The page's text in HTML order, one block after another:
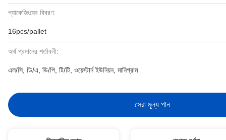
প্যাকেজিংয়ের বিবরণ:
16pcs/pallet
অর্থ প্রদানের শর্তাবলী:
এল/সি, ডি/এ, ডি/পি, টি/টি, ওয়েস্টার্ন ইউনিয়ন, মানিগ্রাম
সেরা মূল্য পান